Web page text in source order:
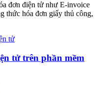
đơn điện tử như E-invoice
thức hóa đơn giấy thủ công,
tử trên phần mềm